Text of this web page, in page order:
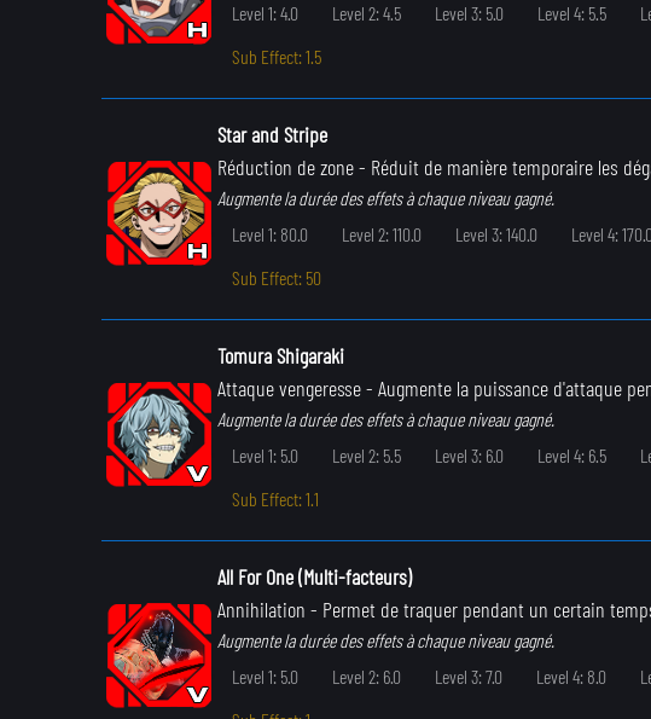
Level 1: 4.0
Level 2: 4.5 Level 3: 5.0 Level 4: 5.5
Sub Effect: 1.5
Star and Stripe
Réduction de zone- Réduit de manière temporaire les
Augmente la durée des effets à chaque niveau gagné.
Level 1: 80.0
Level 2: 110.0 Level 3: 140.0 Level 4: 170.0
Sub Effect: 50
Tomura Shigaraki
Attaque vengeresse- Augmente la puissance d'attaque
Augmente la durée des effets à chaque niveau gagné.
Level 1: 5.0
Level 2: 5.5 Level 3: 6.0 Level 4: 6.5
Sub Effect: 1.1
All For One (Multi-facteurs)
Annihilation - Permet de traquer pendant un certain
Augmente la durée des effets à chaque niveau gagné.
Level 1: 5.0
Level 2: 6.0 Level 3: 7.0 Level 4: 8.0